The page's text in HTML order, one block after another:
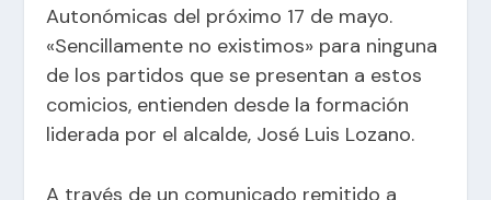
Autonómicas del próximo 17 de mayo.
«Sencillamente no existimos» para ninguna
de los partidos que se presentan a estos
comicios, entienden desde la formación
liderada por el alcalde, José Luis Lozano.